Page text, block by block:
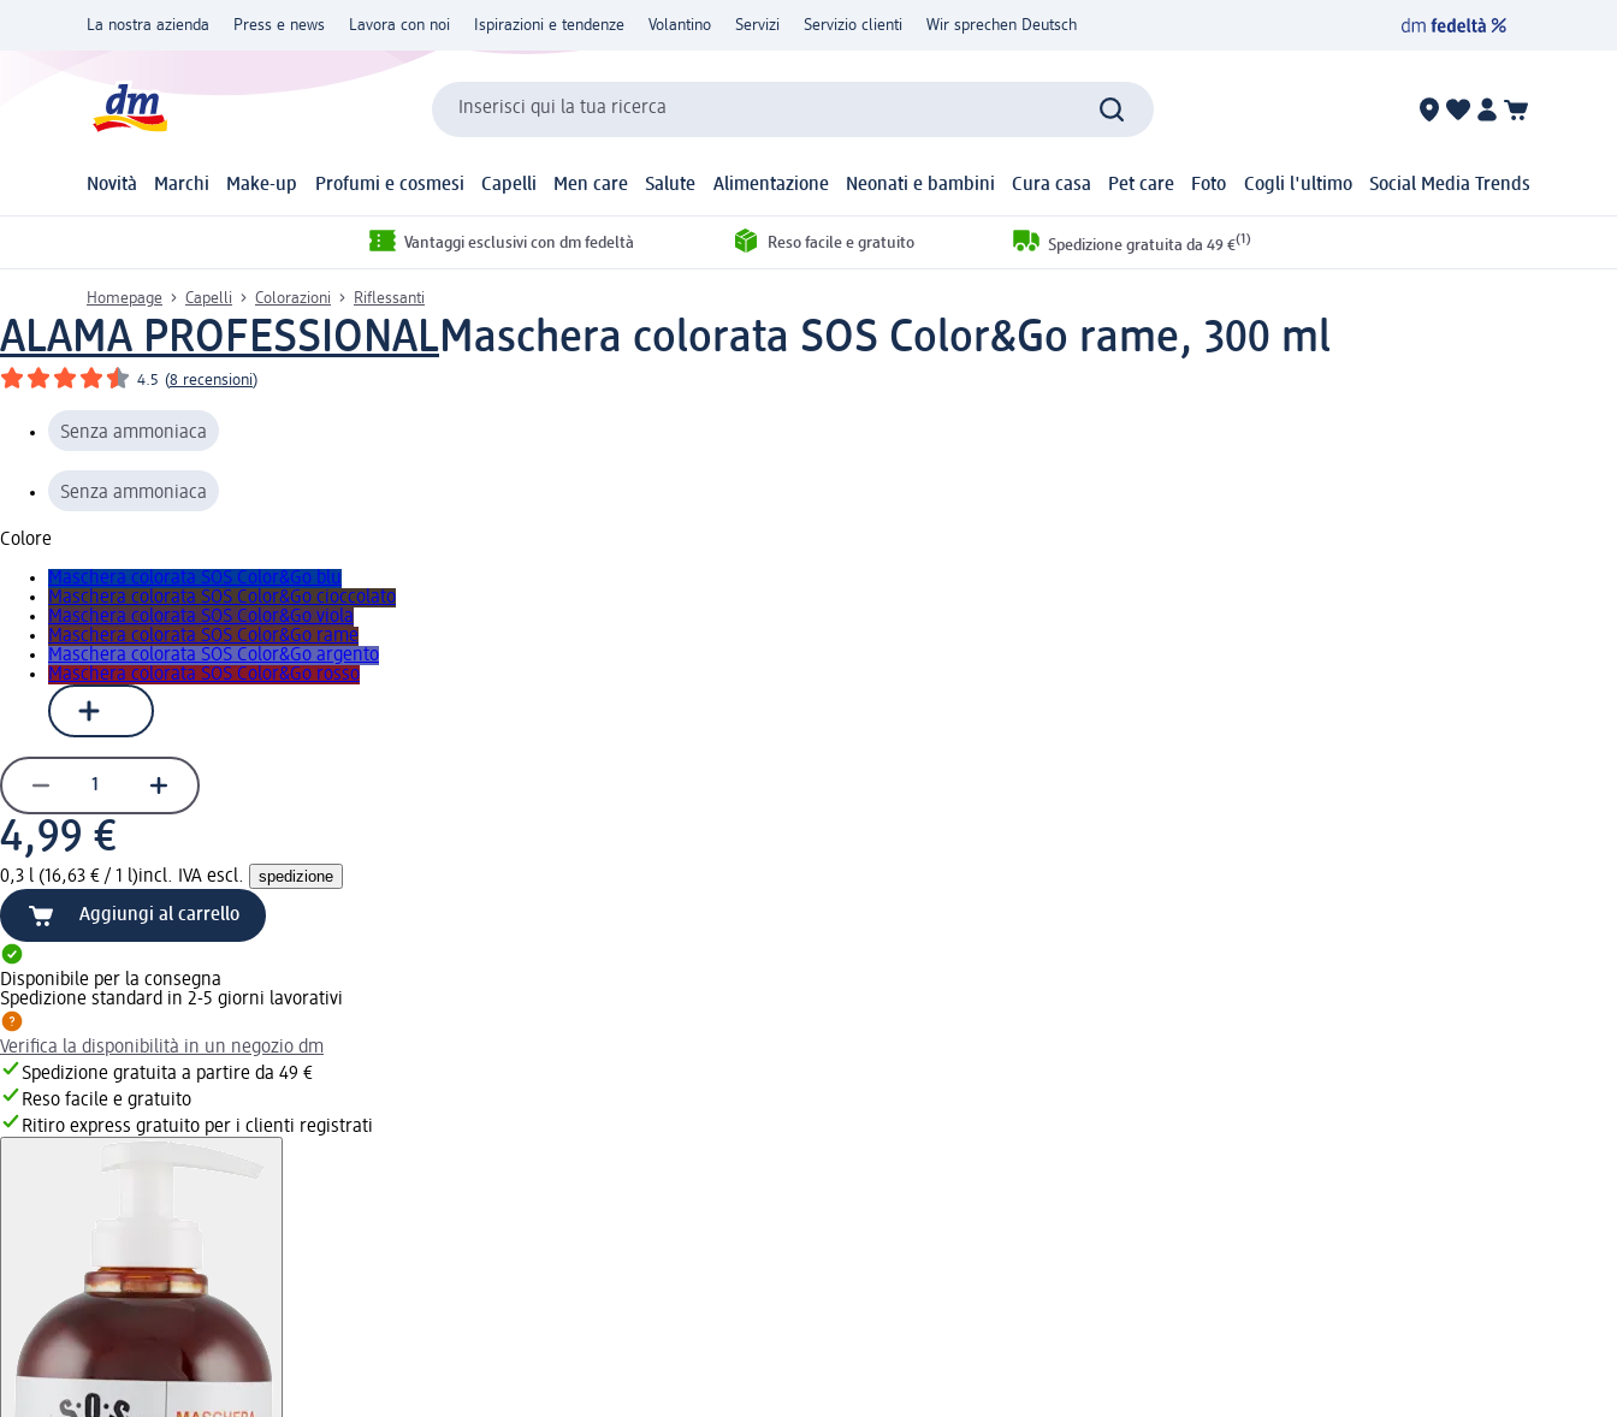
La nostra azienda Press e news Lavora con noi Ispirazioni e tendenze Volantino Servizi Servizio clienti Wir sprechen Deutsch
Inserisci qui la tua ricerca
Novità Marchi Make-up Profumi e cosmesi Capelli Men care Salute Alimentazione Neonati e bambini Cura casa Pet care Foto Cogli l'ultimo Social Media Trends
Vantaggi esclusivi con dm fedeltà Reso facile e gratuito Spedizione gratuita da 49 €(1)
Homepage Capelli Colorazioni Riflessanti
ALAMA PROFESSIONALMaschera colorata SOS Color&Go rame, 300 ml
4.5 (8 recensioni)
Senza ammoniaca
Senza ammoniaca
Colore
Maschera colorata SOS Color&Go blu
Maschera colorata SOS Color&Go cioccolato
Maschera colorata SOS Color&Go viola
Maschera colorata SOS Color&Go rame
Maschera colorata SOS Color&Go argento
Maschera colorata SOS Color&Go rosso
4,99 €
0,3 l (16,63 € / 1 l)incl. IVA escl. spedizione
Aggiungi al carrello
Disponibile per la consegna
Spedizione standard in 2-5 giorni lavorativi
Verifica la disponibilità in un negozio dm
Spedizione gratuita a partire da 49 €
Reso facile e gratuito
Ritiro express gratuito per i clienti registrati